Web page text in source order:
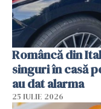
Româncă din
singuri în casă
au dat alarma
25 IULIE 2026